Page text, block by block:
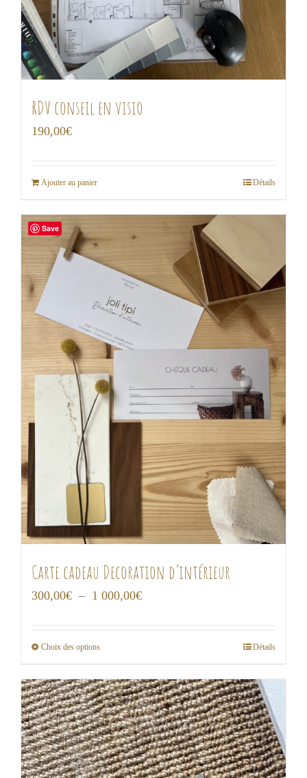
RDV conseil en visio
190,00€
Ajouter au panier Détails
Carte cadeau Decoration d’intérieur
300,00€ – 1 000,00€Plage
1
000,00€
Choix des optionsCe
a
plusieurs
variations.
Les
options
Détails
Save